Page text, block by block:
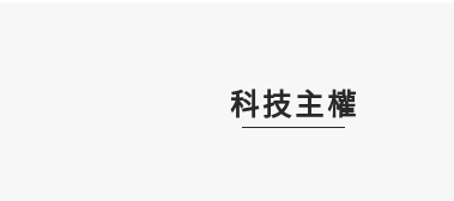
科技主權